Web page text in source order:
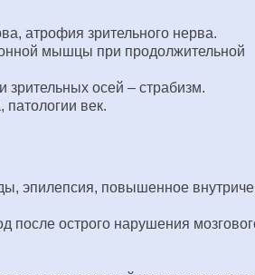
атрофия зрительного нерва.
мышцы при продолжительной
осей – страбизм.
патологии век.
эпилепсия, повышенное
после острого нарушения